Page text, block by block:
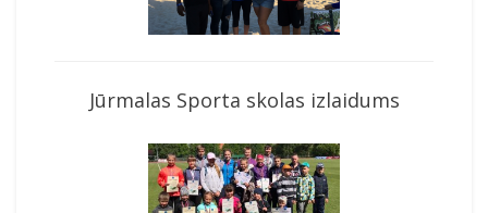
Jūrmalas Sporta skolas izlaidums